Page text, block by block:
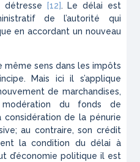
détresse
[12]. Le délai est
de l’autorité qui
en accordant un nou­veau
sens dans les impôts
Mais ici il s’applique
de marchandises,
du fonds de
considération de la pénurie
au contraire, son crédit
la condition du délai à
d’économie poli­tique il est